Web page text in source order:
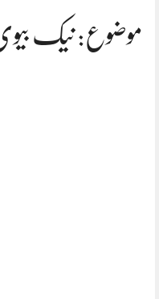
موضوع: نیک